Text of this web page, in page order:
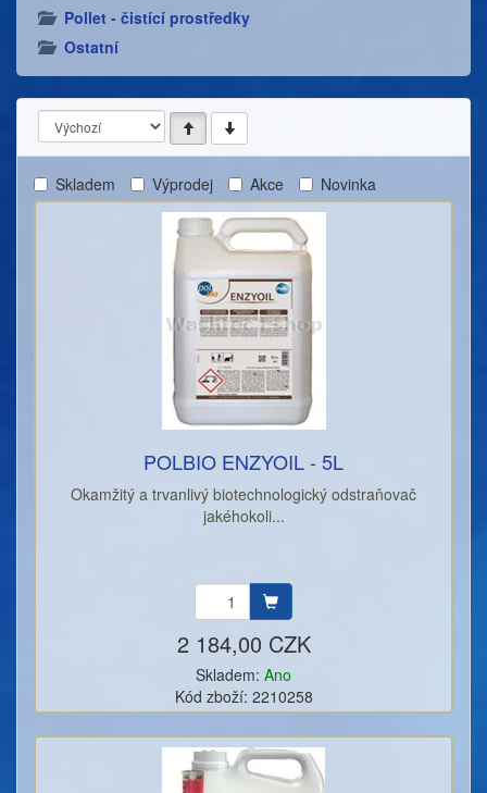
Pollet - čistící prostředky
Ostatní
Skladem Výprodej Akce Novinka
POLBIO ENZYOIL - 5L
Okamžitý a trvanlivý biotechnologický odstraňovač
jakéhokoli...
2 184,00 CZK
Skladem: Ano
Kód zboží: 2210258